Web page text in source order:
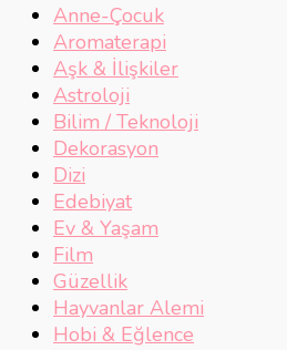
Anne-Çocuk
Aromaterapi
Aşk & İlişkiler
Astroloji
Bilim / Teknoloji
Dekorasyon
Dizi
Edebiyat
Ev & Yaşam
Film
Güzellik
Hayvanlar Alemi
Hobi & Eğlence